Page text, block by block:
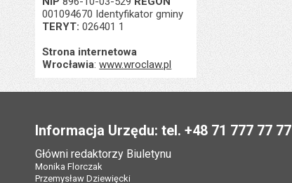
001094670 Identyfikator gminy
TERYT: 026401 1
Strona internetowa
Wrocławia:www.wroclaw.pl
Informacja Urzędu: tel. +48 71 777 77 77
Główni redaktorzy Biuletynu
Monika Florczak
Przemysław Dziewięcki